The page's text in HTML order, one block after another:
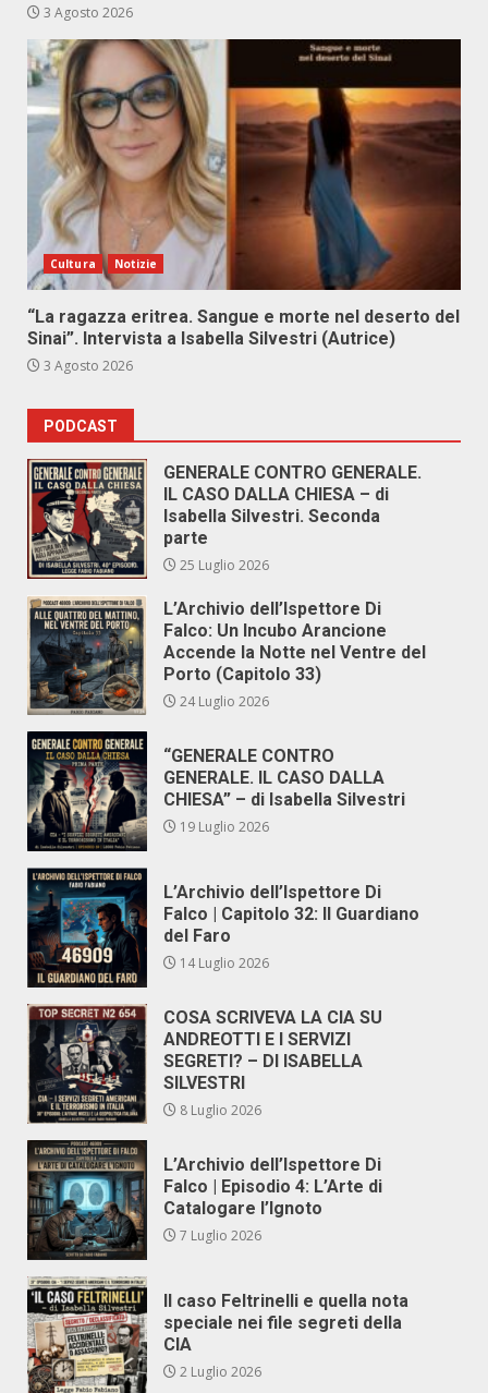
3 Agosto 2026
Cultura Notizie
“La ragazza eritrea. Sangue e morte nel deserto del
Sinai”. Intervista a Isabella Silvestri (Autrice)
3 Agosto 2026
PODCAST
GENERALE CONTRO GENERALE.
IL CASO DALLA CHIESA – di
Isabella Silvestri. Seconda
parte
25 Luglio 2026
L’Archivio dell’Ispettore Di
Falco: Un Incubo Arancione
Accende la Notte nel Ventre del
Porto (Capitolo 33)
24 Luglio 2026
“GENERALE CONTRO
GENERALE. IL CASO DALLA
CHIESA” – di Isabella Silvestri
19 Luglio 2026
L’Archivio dell’Ispettore Di
Falco | Capitolo 32: Il Guardiano
del Faro
14 Luglio 2026
COSA SCRIVEVA LA CIA SU
ANDREOTTI E I SERVIZI
SEGRETI? – DI ISABELLA
SILVESTRI
8 Luglio 2026
L’Archivio dell’Ispettore Di
Falco | Episodio 4: L’Arte di
Catalogare l’Ignoto
7 Luglio 2026
Il caso Feltrinelli e quella nota
speciale nei file segreti della
CIA
2 Luglio 2026